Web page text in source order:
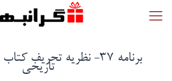
برنامه ۳۷- نظریه تحریف
تاریخی